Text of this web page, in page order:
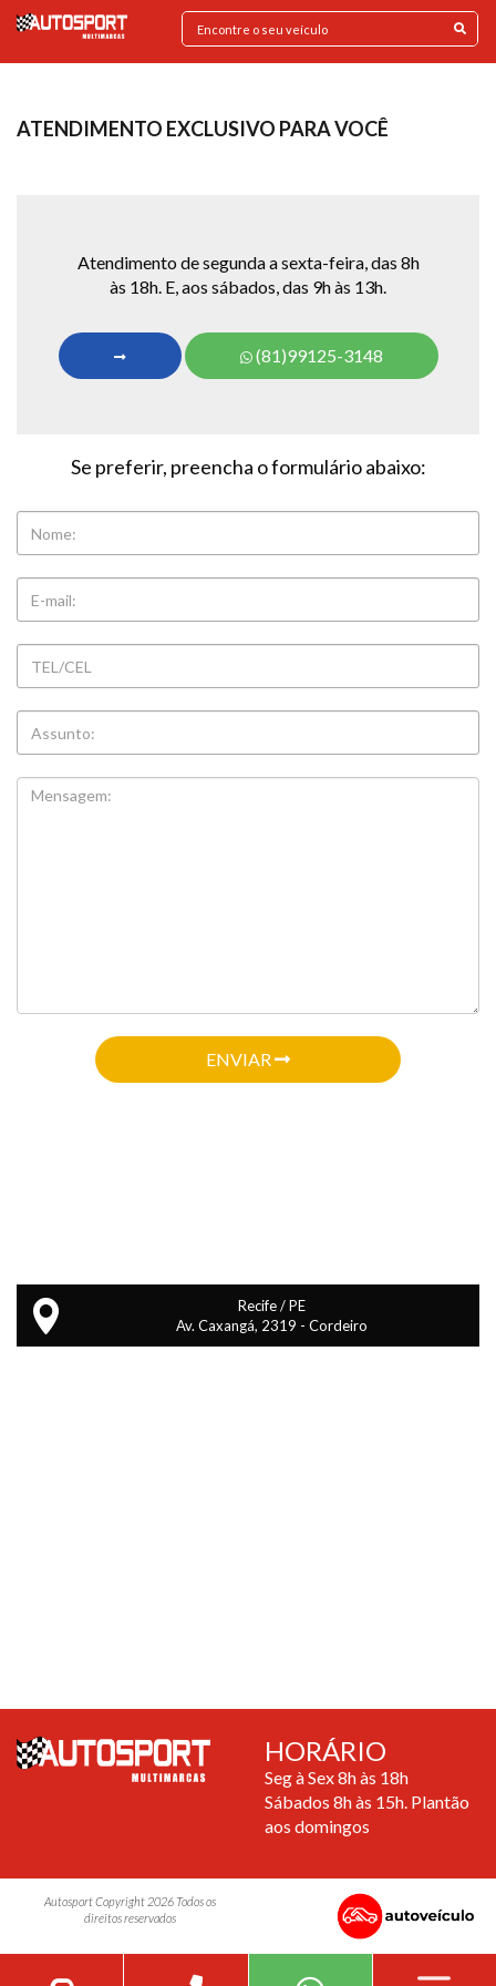
ATENDIMENTO EXCLUSIVO PARA VOCÊ
Atendimento de segunda a sexta-feira, das 8h
às 18h. E, aos sábados, das 9h às 13h.
(81)99125-3148
Se preferir, preencha o formulário abaixo:
ENVIAR
Recife / PE
Av. Caxangá, 2319 - Cordeiro
HORÁRIO
Seg à Sex 8h às 18h
Sábados 8h às 15h. Plantão
aos domingos
Autosport Copyright 2026 Todos os
direitos reservados